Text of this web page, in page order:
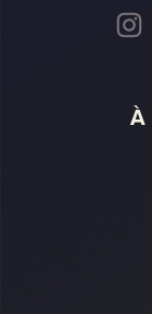
À